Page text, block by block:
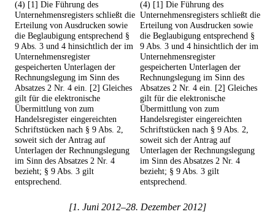
(4) [1] Die Führung des
Unternehmensregisters schließt die
Erteilung von Ausdrucken sowie
die Beglaubigung entsprechend §
9 Abs. 3 und 4 hinsichtlich der im
Unternehmensregister
gespeicherten Unterlagen der
Rechnungslegung im Sinn des
Absatzes 2 Nr. 4 ein. [2] Gleiches
gilt für die elektronische
Übermittlung von zum
Handelsregister eingereichten
Schriftstücken nach § 9 Abs. 2,
soweit sich der Antrag auf
Unterlagen der Rechnungslegung
im Sinn des Absatzes 2 Nr. 4
bezieht; § 9 Abs. 3 gilt
entsprechend.
(4) [1] Die Führung des
Unternehmensregisters schließt die
Erteilung von Ausdrucken sowie
die Beglaubigung entsprechend §
9 Abs. 3 und 4 hinsichtlich der im
Unternehmensregister
gespeicherten Unterlagen der
Rechnungslegung im Sinn des
Absatzes 2 Nr. 4 ein. [2] Gleiches
gilt für die elektronische
Übermittlung von zum
Handelsregister eingereichten
Schriftstücken nach § 9 Abs. 2,
soweit sich der Antrag auf
Unterlagen der Rechnungslegung
im Sinn des Absatzes 2 Nr. 4
bezieht; § 9 Abs. 3 gilt
entsprechend.
[1. Juni 2012–28. Dezember 2012]